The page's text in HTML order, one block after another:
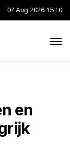
07 Aug 2026 15:10
en